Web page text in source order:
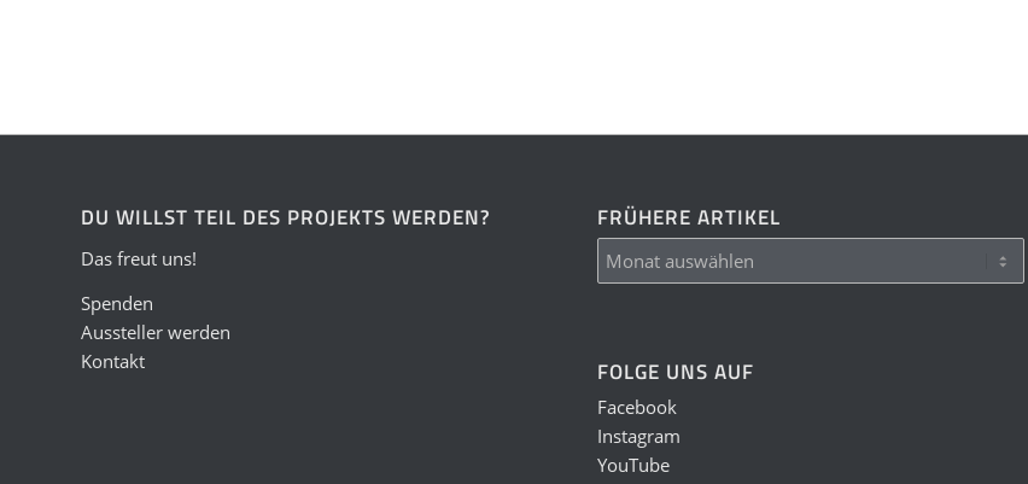
DU WILLST TEIL DES PROJEKTS WERDEN?
Das freut uns!
Spenden
Aussteller werden
Kontakt
FRÜHERE ARTIKEL
FOLGE UNS AUF
Facebook
Instagram
YouTube